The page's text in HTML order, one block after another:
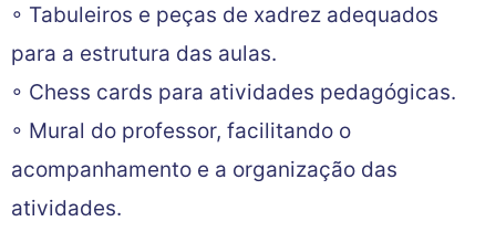
◦ Tabuleiros e peças de xadrez adequados
para a estrutura das aulas.
◦ Chess cards para atividades pedagógicas.
◦ Mural do professor, facilitando o
acompanhamento e a organização das
atividades.